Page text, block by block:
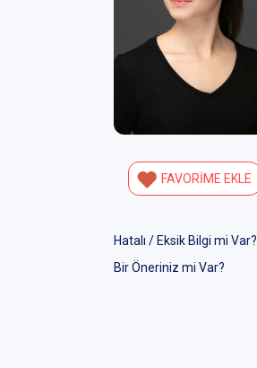
FAVORİME EKLE
Hatalı / Eksik Bilgi mi Var?
Bir Öneriniz mi Var?